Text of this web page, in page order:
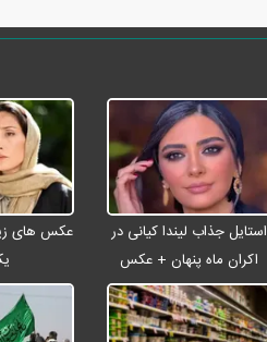
استایل جذاب لیندا کیانی در
اکران ماه پنهان + عکس
عکس های